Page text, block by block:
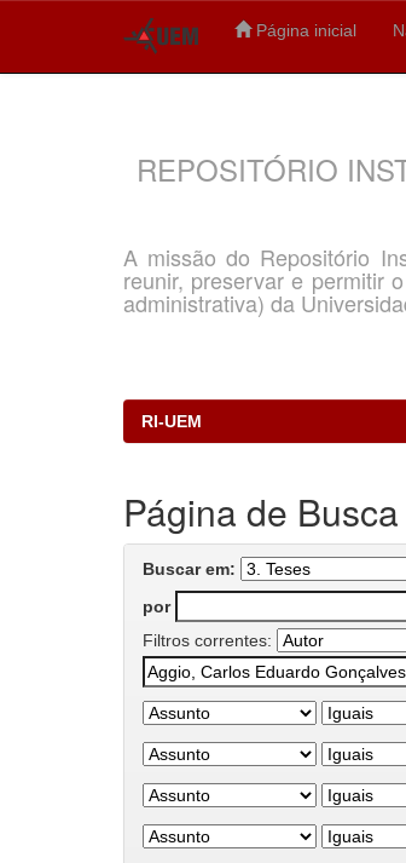
Página inicial
REPOSITÓRIO
A missão do Repositório
reunir, preservar e permitir
administrativa) da
RI-UEM
Página de Busca
Buscar em:
por
Filtros correntes: